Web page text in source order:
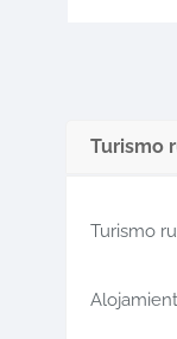
Turismo
Turismo